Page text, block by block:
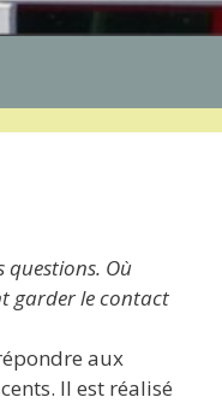
questions. Où
garder le contact
aux
Il est réalisé